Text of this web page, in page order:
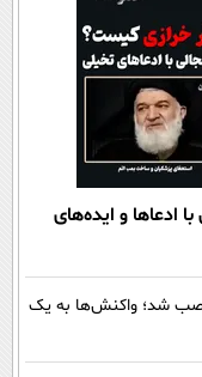
ادعاها و ایده‌های
نصب شد؛ واکنش‌ها به یک